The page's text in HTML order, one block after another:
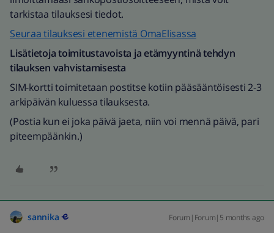
tarkistaa tilauksesi tiedot.
Seuraa tilauksesi etenemistä OmaElisassa
Lisätietoja toimitustavoista ja etämyyntinä tehdyn
tilauksen vahvistamisesta
SIM-kortti toimitetaan postitse kotiin pääsääntöisesti 2-3
arkipäivän kuluessa tilauksesta.
(Postia kun ei joka päivä jaeta, niin voi mennä päivä, pari
piteempäänkin.)
sannika Forum|Forum|5 months ago